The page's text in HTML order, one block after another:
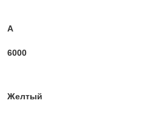
А
6000
Желтый